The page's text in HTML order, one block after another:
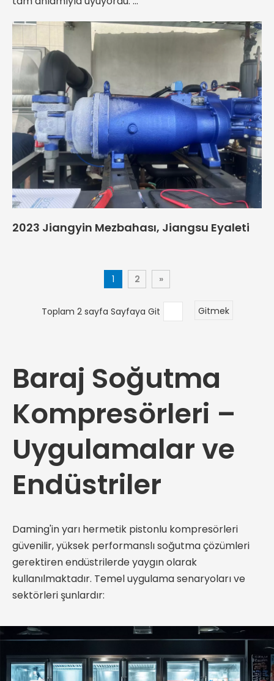
2023 Jiangyin Mezbahası, Jiangsu Eyaleti
1 2 »
Toplam 2 sayfa Sayfaya Git Gitmek
Baraj Soğutma
Kompresörleri –
Uygulamalar ve
Endüstriler
Daming'in yarı hermetik pistonlu kompresörleri
güvenilir, yüksek performanslı soğutma çözümleri
gerektiren endüstrilerde yaygın olarak
kullanılmaktadır. Temel uygulama senaryoları ve
sektörleri şunlardır: